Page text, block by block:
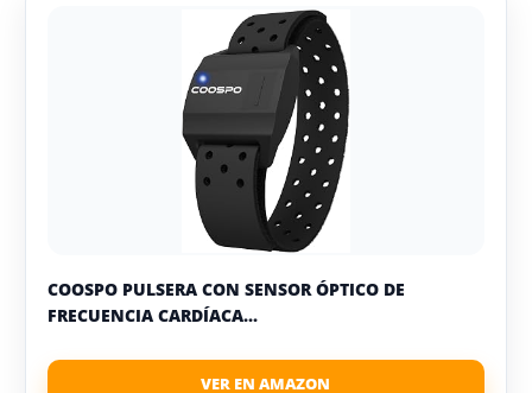
COOSPO PULSERA CON SENSOR ÓPTICO DE
FRECUENCIA CARDÍACA...